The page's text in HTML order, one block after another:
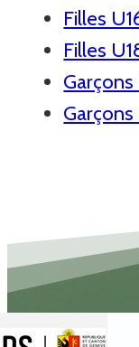
Filles
Filles